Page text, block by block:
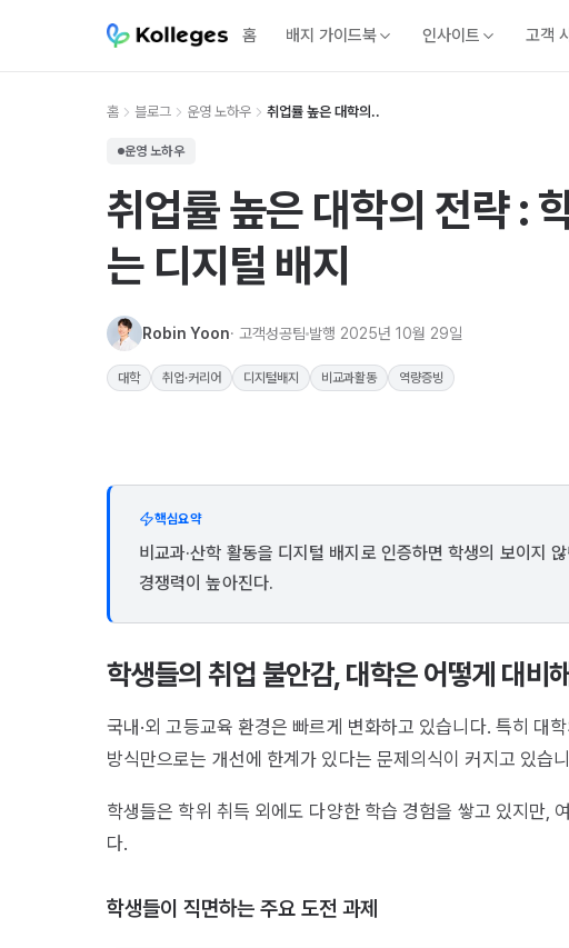
홈 배지 가이드북 인사이트 고객
홈 블로그 운영 노하우 취업률 높은 대학의..
운영 노하우
취업률 높은 대학의 전략 :
는 디지털 배지
Robin Yoon· 고객성공팀 발행 2025년 10월 29일
대학 취업·커리어 디지털배지 비교과활동 역량증빙
핵심요약
비교과·산학 활동을 디지털 배지로 인증하면 학생의 보이지
경쟁력이 높아진다.
학생들의 취업 불안감, 대학은 어떻게 대비
국내·외 고등교육 환경은 빠르게 변화하고 있습니다. 특히 대
방식만으로는 개선에 한계가 있다는 문제의식이 커지고 있습
학생들은 학위 취득 외에도 다양한 학습 경험을 쌓고 있지만,
다.
학생들이 직면하는 주요 도전 과제